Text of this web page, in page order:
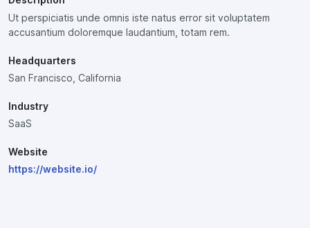
Ut perspiciatis unde omnis iste natus error sit voluptatem
accusantium doloremque laudantium, totam rem.
Headquarters
San Francisco, California
Industry
SaaS
Website
https://website.io/